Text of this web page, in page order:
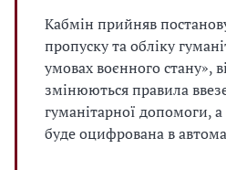
Кабмін прийняв
пропуску та обліку
умовах воєнного стану»,
змінюються правила
гуманітарної допомоги,
буде оцифрована в